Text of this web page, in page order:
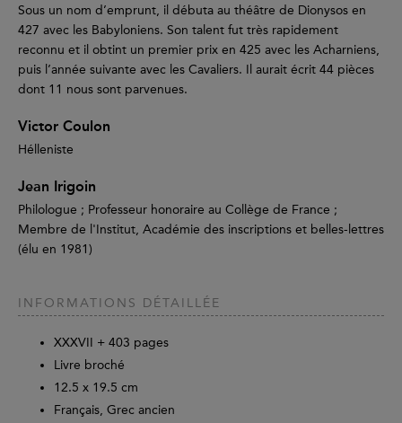
Sous un nom d’emprunt, il débuta au théâtre de Dionysos en
427 avec les Babyloniens. Son talent fut très rapidement
reconnu et il obtint un premier prix en 425 avec les Acharniens,
puis l’année suivante avec les Cavaliers. Il aurait écrit 44 pièces
dont 11 nous sont parvenues.
Victor Coulon
Hélleniste
Jean Irigoin
Philologue ; Professeur honoraire au Collège de France ;
Membre de l'Institut, Académie des inscriptions et belles-lettres
(élu en 1981)
INFORMATIONS DÉTAILLÉE
XXXVII + 403 pages
Livre broché
12.5 x 19.5 cm
Français, Grec ancien